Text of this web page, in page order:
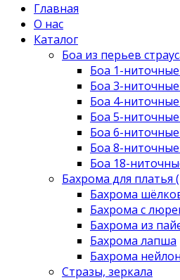
Главная
О нас
Каталог
Боа из перьев
Боа 1-ниточные
Боа 3-ниточные
Боа 4-ниточные
Боа 5-ниточные
Боа 6-ниточные
Боа 8-ниточные
Боа 18-
Бахрома для платья
Бахрома
Бахрома с
Бахрома из
Бахрома лапша
Бахрома
Стразы, зеркала